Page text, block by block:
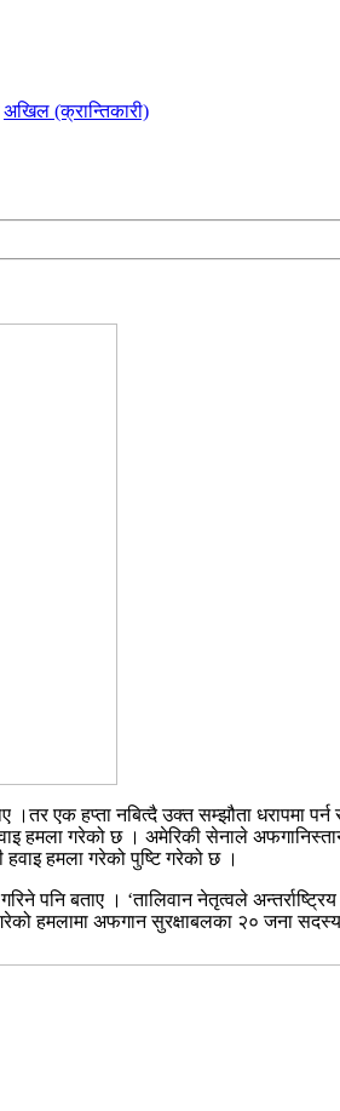
अखिल (क्रान्तिकारी)
।तर एक हप्ता नबित्दै उक्त सम्झौता
हमला गरेको छ । अमेरिकी सेनाले
हमला गरेको पुष्टि गरेको छ ।
पनि बताए । ‘तालिवान नेतृत्वले
हमलामा अफगान सुरक्षाबलका २० जना